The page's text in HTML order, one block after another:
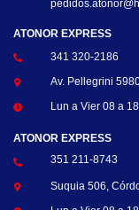
ATONOR EXPRESS
341 320-2186
Av. Pellegrini
Lun a Vier 08 a
ATONOR EXPRESS
351 211-8743
Suquia 506,